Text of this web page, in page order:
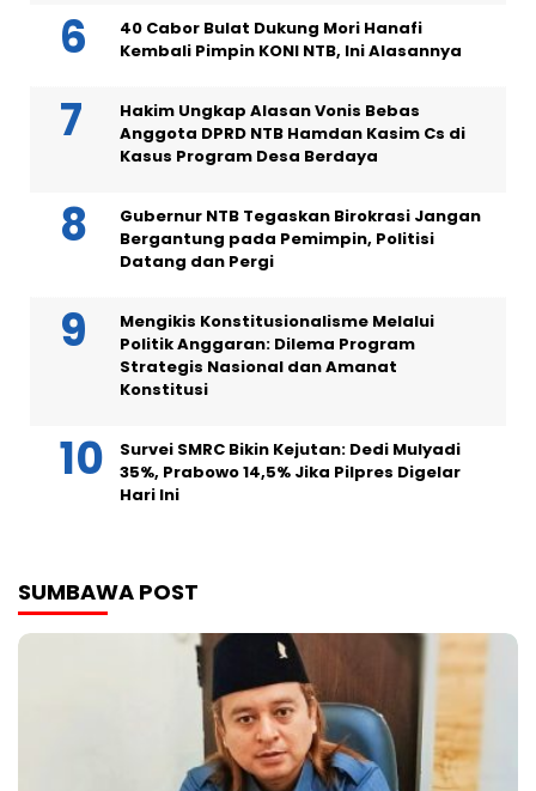
40 Cabor Bulat Dukung Mori Hanafi
Kembali Pimpin KONI NTB, Ini Alasannya
Hakim Ungkap Alasan Vonis Bebas
Anggota DPRD NTB Hamdan Kasim Cs di
Kasus Program Desa Berdaya
Gubernur NTB Tegaskan Birokrasi Jangan
Bergantung pada Pemimpin, Politisi
Datang dan Pergi
Mengikis Konstitusionalisme Melalui
Politik Anggaran: Dilema Program
Strategis Nasional dan Amanat
Konstitusi
Survei SMRC Bikin Kejutan: Dedi Mulyadi
35%, Prabowo 14,5% Jika Pilpres Digelar
Hari Ini
SUMBAWA POST